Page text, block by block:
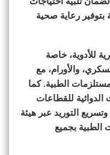
بتوفير رعاية صحية
للأدوية، خاصة
والأورام، مع
الطبية. كما
للقطاعات
التوريد عبر هيئة
الطبية بجميع